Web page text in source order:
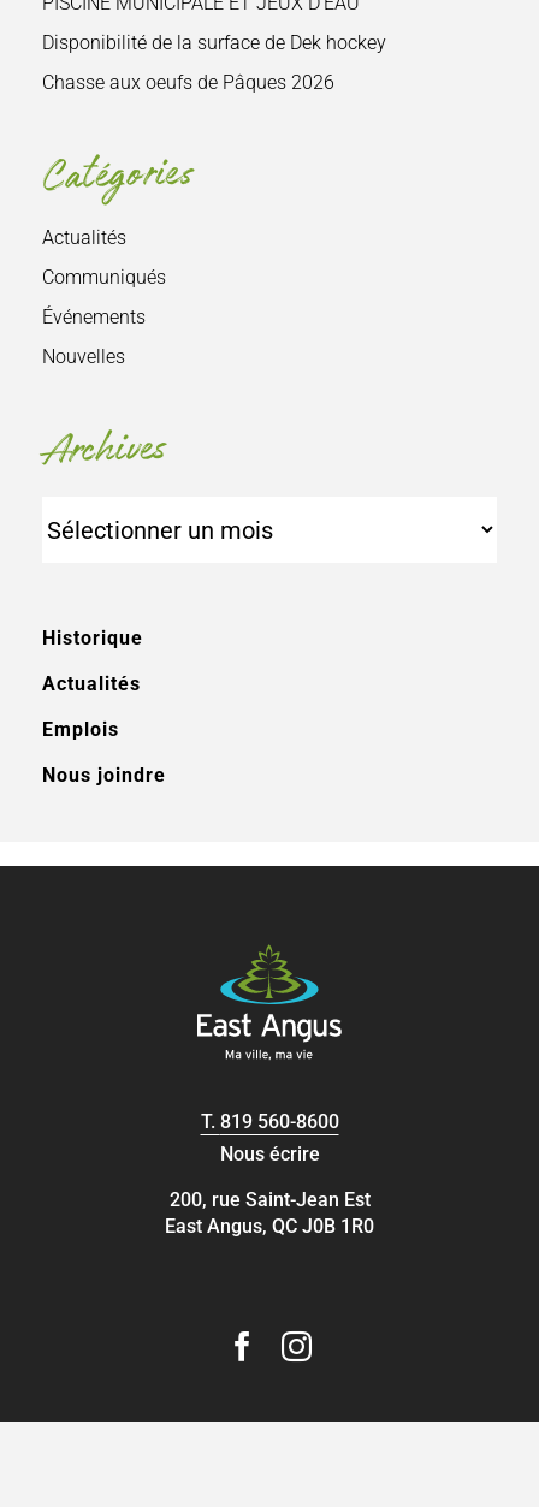
Disponibilité de la surface de Dek hockey
Chasse aux oeufs de Pâques 2026
Catégories
Actualités
Communiqués
Événements
Nouvelles
Archives
Historique
Actualités
Emplois
Nous joindre
T. 819 560-8600
Nous écrire
200, rue Saint-Jean Est
East Angus, QC J0B 1R0